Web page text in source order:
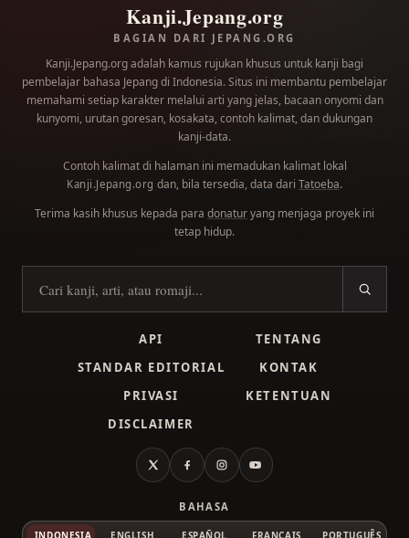
Kanji.Jepang.org
BAGIAN DARI JEPANG.ORG
Kanji.Jepang.org adalah kamus rujukan khusus untuk kanji bagi
pembelajar bahasa Jepang di Indonesia. Situs ini membantu pembelajar
memahami setiap karakter melalui arti yang jelas, bacaan onyomi dan
kunyomi, urutan goresan, kosakata, contoh kalimat, dan dukungan
kanji-data.
Contoh kalimat di halaman ini memadukan kalimat lokal
Kanji.Jepang.org dan, bila tersedia, data dari Tatoeba.
Terima kasih khusus kepada para donaturyang menjaga proyek ini
tetap hidup.
Cari kanji
API
TENTANG
STANDAR EDITORIAL
KONTAK
PRIVASI
KETENTUAN
DISCLAIMER
X FacebookInstagramYouTube
BAHASA
INDONESIA ENGLISH ESPAÑOL FRANÇAIS PORTUGUÊS